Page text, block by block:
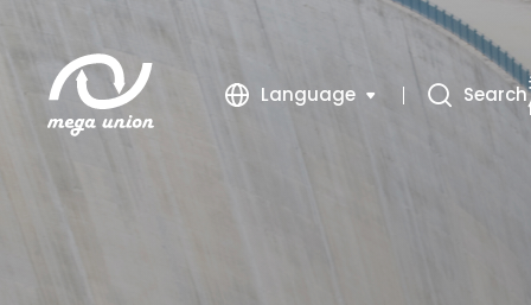
Language Search